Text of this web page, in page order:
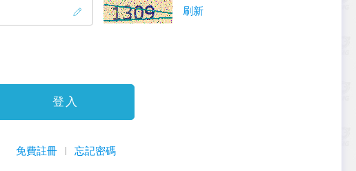
刷新
登入
免費註冊 忘記密碼